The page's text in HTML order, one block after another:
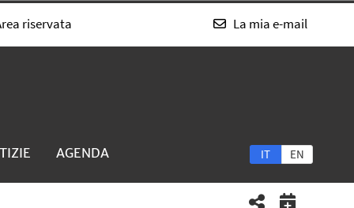
riservata La mia e-mail
IT EN
AGENDA